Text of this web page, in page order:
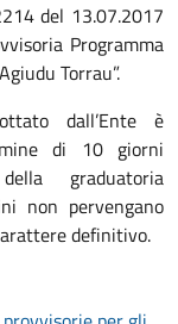
del 13.07.2017
Programma
Torrau”.
dall’Ente è
di 10 giorni
graduatoria
non pervengano
definitivo.